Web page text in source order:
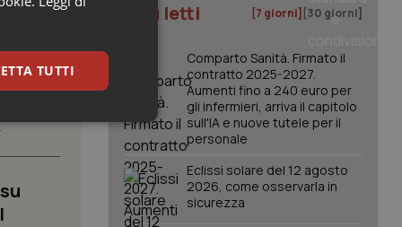
Salute
I più letti [7 giorni] [30 giorni]
Comparto Sanità. Firmato il
contratto 2025-2027.
Aumenti fino a 240 euro per
gli infermieri, arriva il capitolo
sull'IA e nuove tutele per il
personale
Eclissi solare del 12 agosto
2026, come osservarla in
sicurezza
TUTTI